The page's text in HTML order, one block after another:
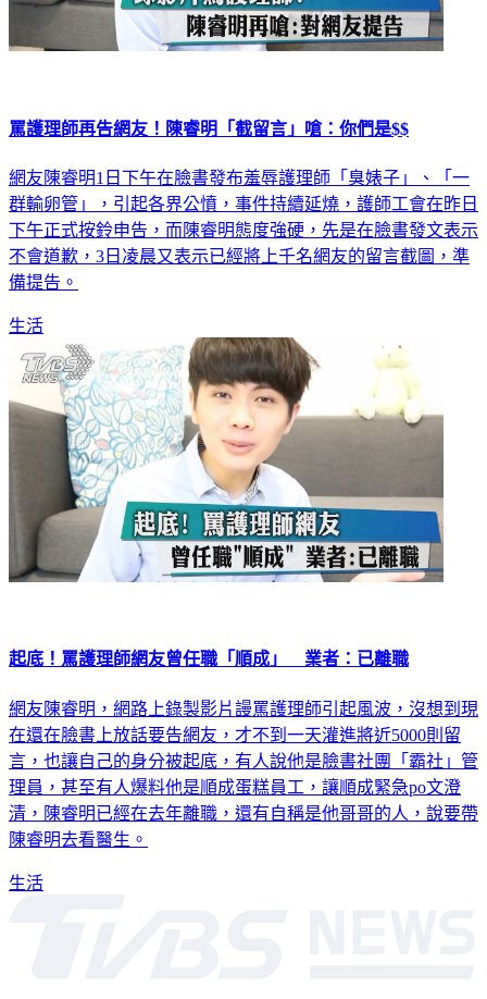
罵護理師再告網友！陳睿明「截留言」嗆：你們是$$
網友陳睿明1日下午在臉書發布羞辱護理師「臭婊子」、「一
群輸卵管」，引起各界公憤，事件持續延燒，護師工會在昨日
下午正式按鈴申告，而陳睿明態度強硬，先是在臉書發文表示
不會道歉，3日凌晨又表示已經將上千名網友的留言截圖，準
備提告。
生活
起底！罵護理師網友曾任職「順成」 業者：已離職
網友陳睿明，網路上錄製影片謾罵護理師引起風波，沒想到現
在還在臉書上放話要告網友，才不到一天灌進將近5000則留
言，也讓自己的身分被起底，有人說他是臉書社團「霸社」管
理員，甚至有人爆料他是順成蛋糕員工，讓順成緊急po文澄
清，陳睿明已經在去年離職，還有自稱是他哥哥的人，說要帶
陳睿明去看醫生。
生活